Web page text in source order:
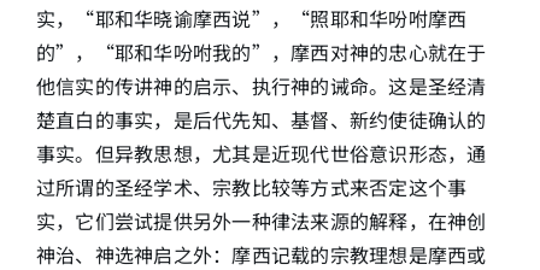
实，“耶和华晓谕摩西说”，“照耶和华吩咐摩西
的”，“耶和华吩咐我的”，摩西对神的忠心就在于
他信实的传讲神的启示、执行神的诫命。这是圣经清
楚直白的事实，是后代先知、基督、新约使徒确认的
事实。但异教思想，尤其是近现代世俗意识形态，通
过所谓的圣经学术、宗教比较等方式来否定这个事
实，它们尝试提供另外一种律法来源的解释，在神创
神治、神选神启之外：摩西记载的宗教理想是摩西或